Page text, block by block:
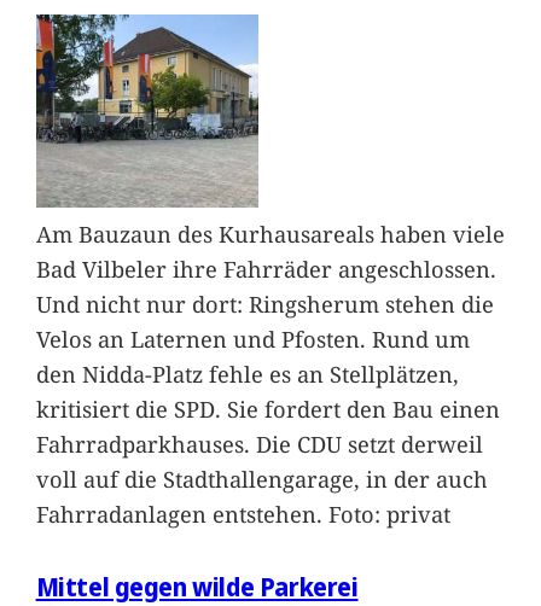
Am Bauzaun des Kurhausareals haben viele
Bad Vilbeler ihre Fahrräder angeschlossen.
Und nicht nur dort: Ringsherum stehen die
Velos an Laternen und Pfosten. Rund um
den Nidda-Platz fehle es an Stellplätzen,
kritisiert die SPD. Sie fordert den Bau einen
Fahrradparkhauses. Die CDU setzt derweil
voll auf die Stadthallengarage, in der auch
Fahrradanlagen entstehen. Foto: privat
Mittel gegen wilde Parkerei